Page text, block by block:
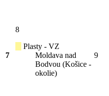
7
8
Plasty - VZ
Moldava nad
Bodvou (Košice -
okolie)
9